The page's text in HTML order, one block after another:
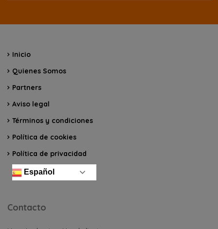
Inicio
Quienes Somos
Partners
Aviso legal
Términos y condiciones
Política de cookies
Política de privacidad
Español
Contacto